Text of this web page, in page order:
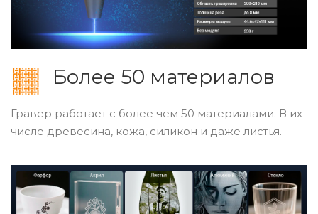
Более 50 материалов
Гравер работает с более чем 50 материалами. В их
числе древесина, кожа, силикон и даже листья.